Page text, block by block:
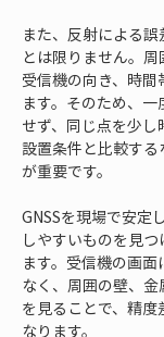
また、反射による
とは限りません。周
受信機の向き、時間
ます。そのため、
せず、同じ点を少
設置条件と比較す
が重要です。
GNSSを現場で安定
しやすいものを見
ます。受信機の画
なく、周囲の壁、
を見ることで、精度
なります。